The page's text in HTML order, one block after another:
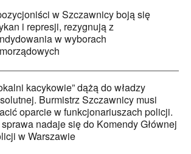
w Szczawnicy boją się
i represji, rezygnują z
w wyborach
kacykowie” dążą do władzy
Burmistrz Szczawnicy musi
oparcie w funkcjonariuszach policji.
sprawa nadaje się do Komendy Głównej
w Warszawie